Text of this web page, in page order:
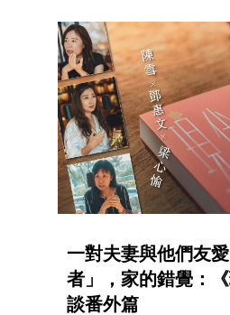
一對夫妻與他們友
者」，家的錯覺：
談番外篇